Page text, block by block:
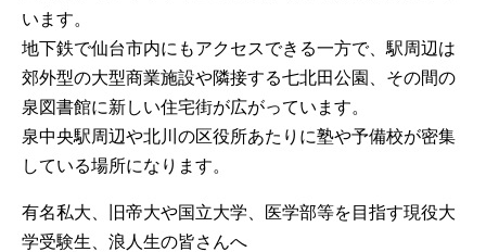
います。
地下鉄で仙台市内にもアクセスできる一方で、駅周辺は
郊外型の大型商業施設や隣接する七北田公園、その間の
泉図書館に新しい住宅街が広がっています。
泉中央駅周辺や北川の区役所あたりに塾や予備校が密集
している場所になります。
有名私大、旧帝大や国立大学、医学部等を目指す現役大
学受験生、浪人生の皆さんへ